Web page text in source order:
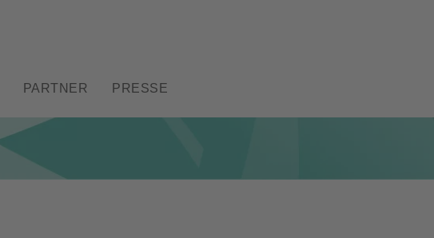
PARTNER PRESSE